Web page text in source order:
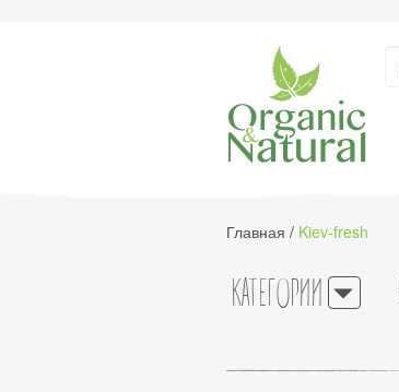
Главная / Kiev-fresh
КАТЕГОРИИ